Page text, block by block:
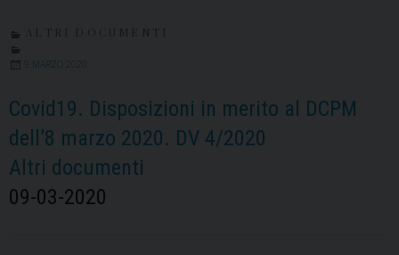
9 MARZO 2020
Covid19. Disposizioni in merito al DCPM
dell’8 marzo 2020. DV 4/2020
Altri documenti
09-03-2020